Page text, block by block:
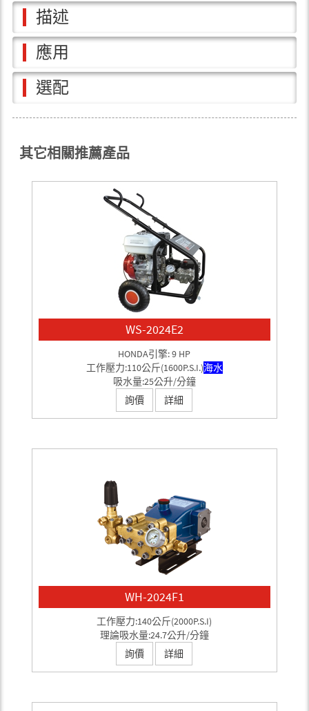
描述
應用
選配
其它相關推薦產品
WS-2024E2
HONDA引擎: 9 HP
工作壓力:110公斤(1600P.S.I.)海水
吸水量:25公升/分鐘
詢價
詳細
WH-2024F1
工作壓力:140公斤(2000P.S.I)
理論吸水量:24.7公升/分鐘
詢價
詳細